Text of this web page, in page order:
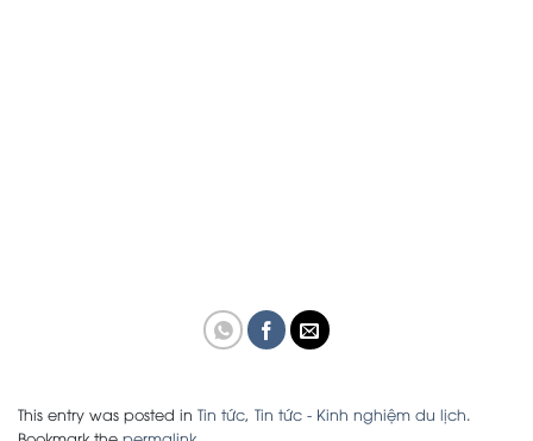
This entry was posted in Tin tức Tin tức - Kinh nghiệm du lịch